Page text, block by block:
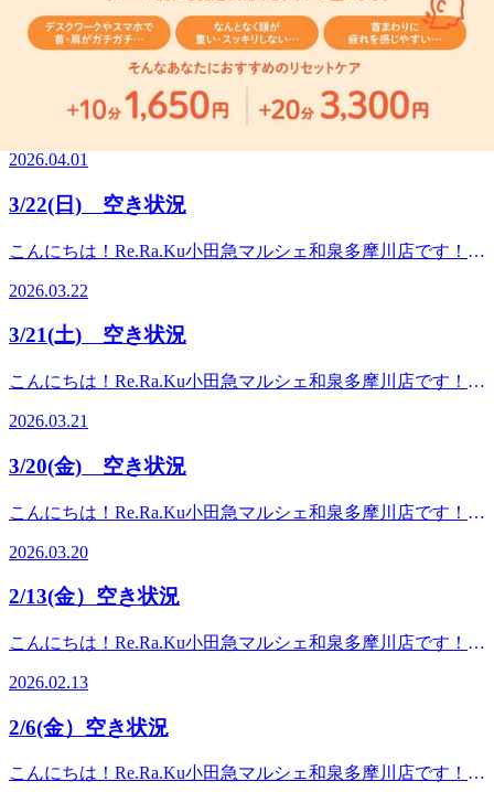
eギフト30%OFFキャンペーンスタート！みなさん、こんに
ちは！いつも当店をご利用いただき、本当にありがとうござ
います突然ですが、みなさんは大切な人へ「いつもありがと
「形に残るものもいいけれど、たまには心も体もリフレッシ
ュできる時間をプレゼントしたいな…」そんなあなたに、と
ってもハッピーなお知らせです！本日6月13日（土）から、
が、なんと【30%OFF】で買えちゃう超お得なキャンペーン
がスタートします！ キャンペーン概要開催期間：2026年6月
13日（土）〜 6月28日（日）の16日間！特典内容：3,000円以
限：ご購入日から4ヶ月後の月末まで（余裕を持って使って
Re.Ra.Ku店舗、Bell Epoc各店、RuamRuam各店（※Spa
月21日（日）の「父の日」のプレゼントに！*お世話になっ
へのご褒美に。 今年の父の日は、リラクで「健康と癒や
し」をプレゼント今年の父の日は、いつもお仕事や家事を頑
張っているお父さんに「お疲れ様。ゆっくり体を休めてね」
というメッセージと一緒に、極上のリラクゼーションを贈り
ませんか？このeギフトはデジタルギフトなので、遠方に住
んでいてなかなか会えないお父さんにも、スマホからその場
ージカードも添えられるので、普段は照れくさくて言えない
とってもカンタン！下記のリンク（リラクグループ公式ギフ
トカードで決済するだけ！ （Visa、MasterCard、JCB、
のご購入はこちらから！】https://reraku.egift-store.com/?
今年の父の日や特別な日の贈り物は、いつもと一味違う「健
2026.06.13
4/1(水）空き状況
こんにちは！Re.Ra.Ku小田急マルシェ和泉多摩川店です！い
スタートしましたね！新しい環境での生活が始まる方も多い
のではないでしょうか(^^)ただここ数日はお天気が雨模様の
ためお疲れも出やすかったりもします(&gt;_&lt;)本日はリラ
♪【肩くびストレッチ】上半身の大筋群にアプローチした、
通常の手技では狙えない部位へのストレッチ専門コースで
す！横向きで上半身の大筋群をストレッチしていき、仰向け
時は肩につながる上腕や鎖骨周りのほぐしなども行います。
慢性的で強い肩首疲労を感じている方、通常の揉みほぐしで
は満足感を得られない方、施術後の体のラクさをキープした
コース：横向き＋仰向け(よりしっかり行いたい方にオスス
ットでご利用いただけます。 その他、お疲れに合わせた各
にくい毎日を作っていきましょう！今日の空き状況(※13:27
い！━━━━━━━━━━━━━━━━━━……‥・☆★☆
新しい健康を考えるRe.Ra.Ku 小田急マルシェ和泉多摩川
店 【営業時間】☆１０：００～２０：００（最終受付１
９：２０）☆【予約するには】↓ 電話予約： 03-5761-
7343 オンライン予約ＵＲＬ：
https://reraku.jp/studio/izumitamagawa ホットペッパー予約
ルシェ和泉多摩川店は、土・日・祝日がかなり混み合いやす
い店舗になっております♪ご来店の際は、お早めにお電話か
オンライン、ホットペッパービューティーからのご予約がオ
2026.04.01
3/22(日) 空き状況
こんにちは！Re.Ra.Ku小田急マルシェ和泉多摩川店です！い
供している以下メニューについてご紹介いたします♪【ネッ
クリンパケア】首から鎖骨、首の裏をジェルを使って流して
いきます♪リンパの流れを整えることで肩や首のつらさを和
頭の重さやお目元の疲れに関係していることもあるのでデス
クワークやスマホ疲れの方にもオススメです！・10分コー
鎖骨まで(よりしっかりほぐしたい方)好転反応が強く出やす
い為、初めての方は10分コースから体験してみるのがオスス
メです♪※オプションメニューの為、メインメニューとセッ
メニューも取り揃えております♪ぜひ一緒に疲れの溜まりに
在) 18:00～20:00この機会に是非！お試ししてみてくださ
新しい健康を考えるRe.Ra.Ku 小田急マルシェ和泉多摩川
９：２０）☆【予約するには】↓ 電話予約： 03-5761-
7343 オンライン予約ＵＲＬ：
https://reraku.jp/studio/izumitamagawa ホットペッパー予約
URL： https://beauty.hotpepper.jp/kr/slnH000340217/小田急マ
ルシェ和泉多摩川店は、土・日・祝日がかなり混み合いやす
2026.03.22
3/21(土) 空き状況
こんにちは！Re.Ra.Ku小田急マルシェ和泉多摩川店です！い
供している以下メニューについてご紹介いたします♪【オイ
ルフットケア】※メインメニュー足裏、ふくらはぎ、膝周り
をオイル(またはクリーム)を使い流していきます♪足は「第
おり、フットケアでは血液の循環を促します。そのため、老
廃物の排出、むくみや肌荒れに対しても効果が期待されてい
ます。また、気持ちの良い強さで刺激するため、心身のスト
レスやリフレッシュの効果も期待できます。日常生活でスト
レスを感じ、リラックスしたいお客様にもオススメです♪・
30分コース：仰向けのみ(足裏メイン)・40分コース：仰向け
裏＋ふくらはぎ＋膝周り)※延長も10分ごとに可能です。そ
♪ぜひ一緒に疲れの溜まりにくい毎日を作っていきましょ
20:00この機会に是非！お試ししてみてください！
2026.03.21
3/20(金) 空き状況
こんにちは！Re.Ra.Ku小田急マルシェ和泉多摩川店です！い
供している以下メニューについてご紹介いたします♪【グレ
ードアップドライヘッドスパ】頭部、お目元、顔まわり、首
にかけてアプローチし、ほぐしていきます。通常のヘッドス
く朗らかな印象へと導きます(^^)また、顔から首にかけての
リンパを流すことで、顔全体をスッキリと整えます♪長時間
なくなった方、接客業などにより顔全体にお疲れやこわばり
を感じる方、たるみ感やむくみ感が気になっている方にオス
スメです！・30分コースのみ(オプション単品での提供可能
2026.03.20
2/13(金）空き状況
こんにちは！Re.Ra.Ku小田急マルシェ和泉多摩川店です！い
供している以下メニューについてご紹介いたします♪【肩く
びストレッチ】上半身の大筋群にアプローチした、通常の手
技では狙えない部位へのストレッチ専門コースです！横向き
ながる上腕や鎖骨周りのほぐしなども行います。慢性的で強
2026.02.13
2/6(金）空き状況
こんにちは！Re.Ra.Ku小田急マルシェ和泉多摩川店です！い